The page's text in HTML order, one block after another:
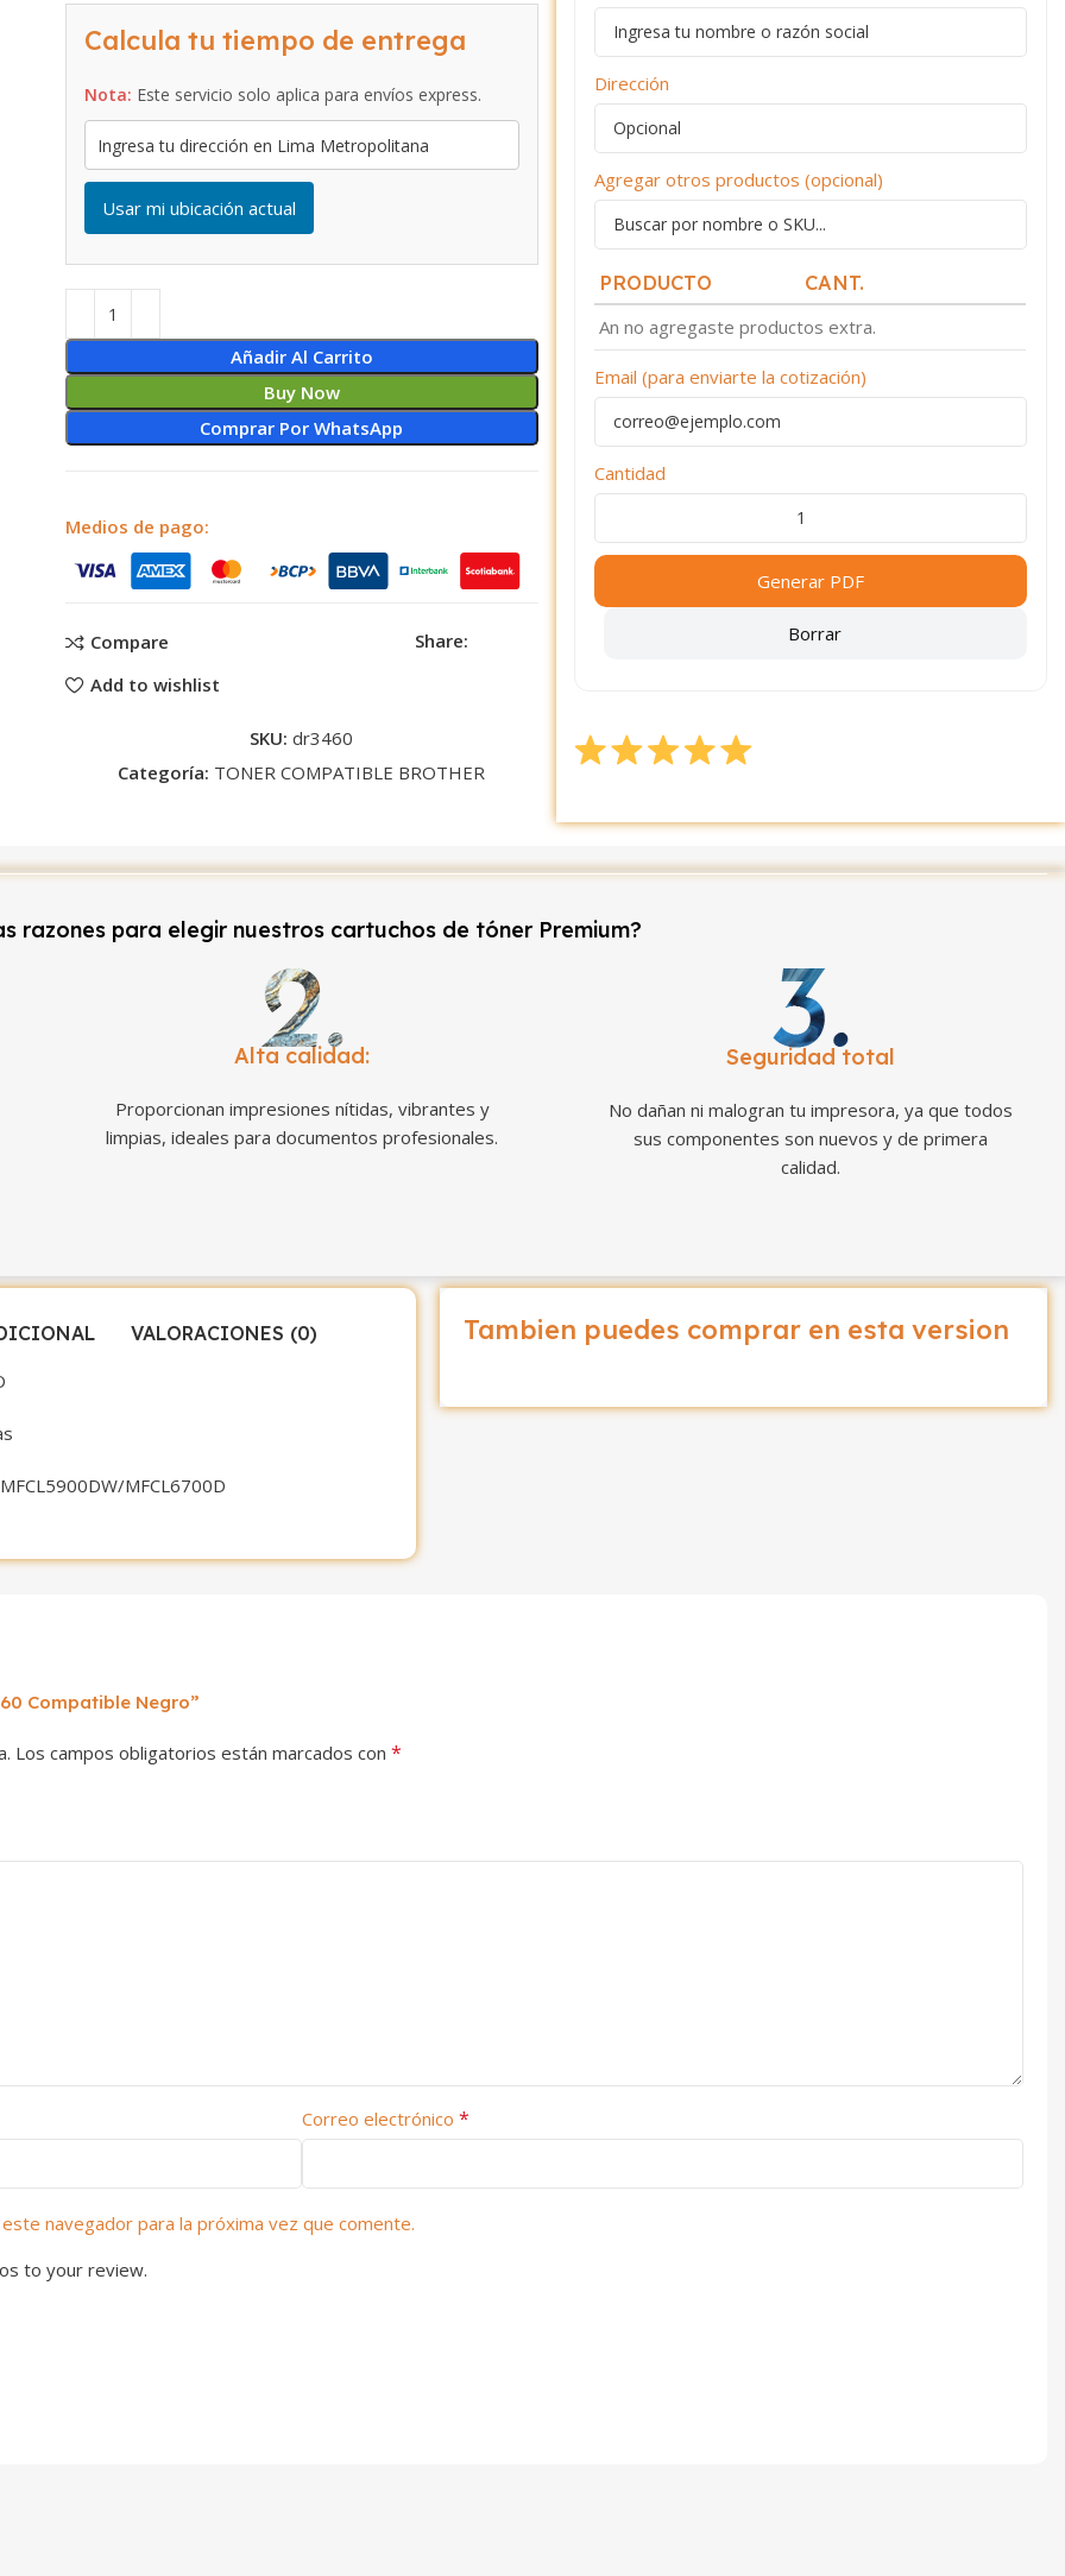
Calcula tu tiempo de entrega
Nota: Este servicio solo aplica para envíos express.
Usar mi ubicación actual
Añadir Al Carrito
Buy Now
Comprar Por WhatsApp
Medios de pago:
Compare
Add to wishlist
Share:
SKU:dr3460
Categoría: TONER COMPATIBLE BROTHER
Dirección
Agregar otros productos (opcional)
PRODUCTO CANT.
An no agregaste productos extra.
Email (para enviarte la cotización)
Cantidad
Generar PDF
Borrar
razones para elegir nuestros cartuchos de tóner Premium?
Alta calidad:
Proporcionan impresiones nítidas, vibrantes y
limpias, ideales para documentos profesionales.
Seguridad total
No dañan ni malogran tu impresora, ya que todos
sus componentes son nuevos y de primera
calidad.
VALORACIONES (0)
MFCL6700D
Tambien puedes comprar en esta version
Compatible Negro”
Los campos obligatorios están marcados con *
Correo electrónico *
navegador para la próxima vez que comente.
to your review.